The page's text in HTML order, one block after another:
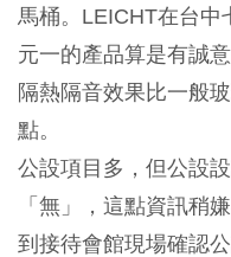
馬桶。LEICHT在台中
元一的產品算是有誠
隔熱隔音效果比一般
點。
公設項目多，但公設
「無」，這點資訊稍
到接待會館現場確認